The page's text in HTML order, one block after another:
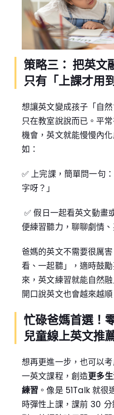
策略三： 把英文
只有「上課才用到
想讓英文變成孩子「自
只在教室說說而已。平
機會，英文就能慢慢內
如：
✅ 上完課，簡單問一句
字呀？」
✅ 假日一起看英文動畫
便練習聽力，聊聊劇情
爸媽的英文不需要很厲
看、一起聽」，適時鼓
來，英文練習就能自然
開口說英文也會越來越順
忙碌爸媽首選！
兒童線上英文推
想再更進一步，也可以
一英文課程，創造更多
練習 。像是 51Talk 就
時彈性上課，課前 30